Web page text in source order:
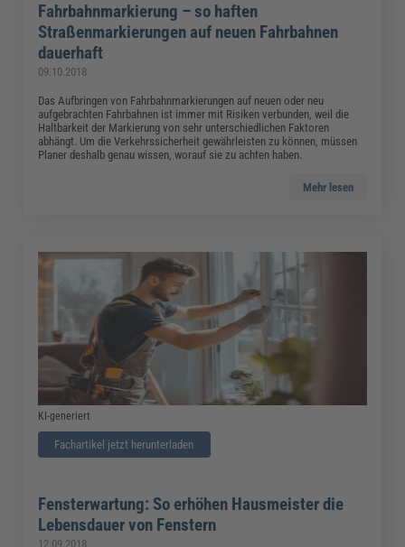
Fahrbahnmarkierung – so haften
Straßenmarkierungen auf neuen Fahrbahnen
dauerhaft
09.10.2018
Das Aufbringen von Fahrbahnmarkierungen auf neuen oder neu
aufgebrachten Fahrbahnen ist immer mit Risiken verbunden, weil die
Haltbarkeit der Markierung von sehr unterschiedlichen Faktoren
abhängt. Um die Verkehrssicherheit gewährleisten zu können, müssen
Planer deshalb genau wissen, worauf sie zu achten haben.
Mehr lesen
KI-generiert
Fachartikel jetzt herunterladen
Fensterwartung: So erhöhen Hausmeister die
Lebensdauer von Fenstern
12.09.2018